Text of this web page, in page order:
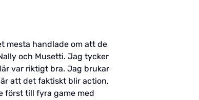
mesta handlade om att de
och Musetti. Jag tycker
var riktigt bra. Jag brukar
att det faktiskt blir action,
först till fyra game med